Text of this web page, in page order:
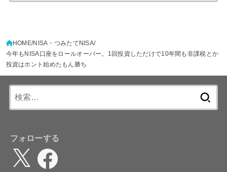
HOME NISA・つみたてNISA
今年もNISA口座をロールオーバー。1回投資しただけで10年間も非課税とか
投資はホント始めたもん勝ち
フォローする
X Facebook